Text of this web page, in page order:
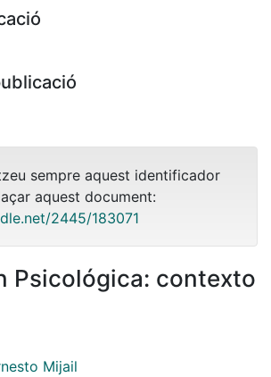
sempre aquest identificador
aquest document:
2445/183071
Psicológica: contexto
Mijail